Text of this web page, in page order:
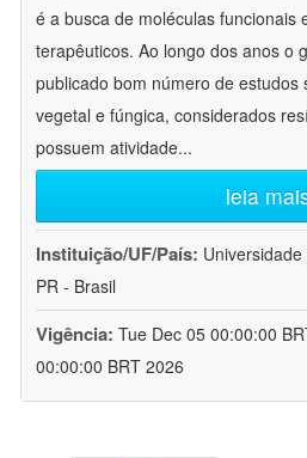
é a busca de moléculas funcionais
terapêuticos. Ao longo dos anos o
publicado bom número de estudos
vegetal e fúngica, considerados
possuem atividade...
leia
Instituição/UF/País:
PR - Brasil
Vigência: Tue Dec 05 00:00:00
00:00:00 BRT 2026